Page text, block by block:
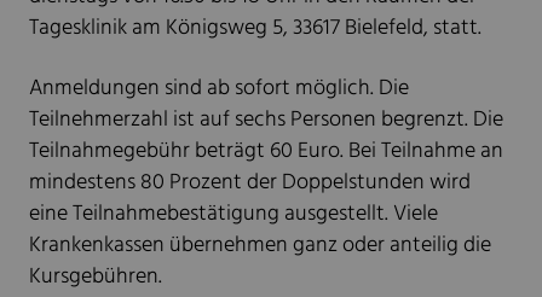
Tagesklinik am Königsweg 5, 33617 Bielefeld, statt.
Anmeldungen sind ab sofort möglich. Die
Teilnehmerzahl ist auf sechs Personen begrenzt. Die
Teilnahmegebühr beträgt 60 Euro. Bei Teilnahme an
mindestens 80 Prozent der Doppelstunden wird
eine Teilnahmebestätigung ausgestellt. Viele
Krankenkassen übernehmen ganz oder anteilig die
Kursgebühren.